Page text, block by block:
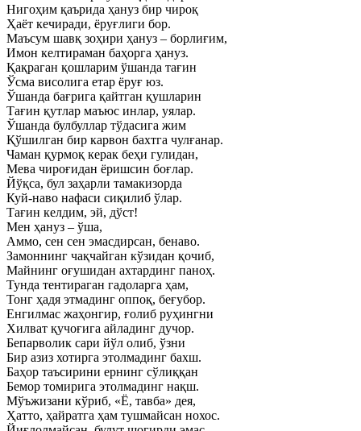
Нигоҳим қаърида ҳануз бир чироқ
Ҳаёт кечиради, ёруғлиги бор.
Маъсум шавқ зоҳири ҳануз – борлиғим,
Имон келтираман баҳорга ҳануз.
Қақраган қошларим ўшанда тағин
Ўсма висолига етар ёруғ юз.
Ўшанда бағрига қайтган қушларин
Тағин қутлар маъюс инлар, уялар.
Ўшанда булбуллар тўдасига жим
Қўшилган бир карвон бахтга чулғанар.
Чаман қурмоқ керак беҳи гулидан,
Мева чироғидан ёришсин боғлар.
Йўқса, бул заҳарли тамакизорда
Куй-наво нафаси сиқилиб ўлар.
Тағин келдим, эй, дўст!
Мен ҳануз – ўша,
Аммо, сен сен эмасдирсан, бенаво.
Замоннинг чақчайган кўзидан қочиб,
Майнинг оғушидан ахтардинг паноҳ.
Тунда тентираган гадоларга ҳам,
Тонг ҳадя этмадинг оппоқ, беғубор.
Енгилмас жаҳонгир, ғолиб руҳингни
Хилват қучоғига айладинг дучор.
Бепарволик сари йўл олиб, ўзни
Бир азиз хотирга этолмадинг бахш.
Баҳор таъсирини ернинг сўлиққан
Бемор томирига этолмадинг нақш.
Мўъжизани кўриб, «Ё, тавба» дея,
Ҳатто, ҳайратга ҳам тушмайсан нохос.